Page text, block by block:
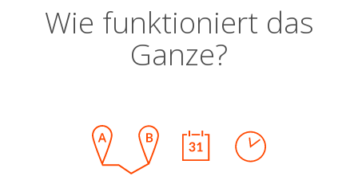
Wie funktioniert das
Ganze?